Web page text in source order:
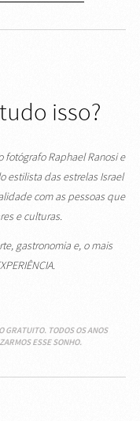
isso?
fotógrafo Raphael Ranosi e
estilista das estrelas Israel
com as pessoas que
e culturas.
gastronomia e, o mais
GRATUITO. TODOS OS ANOS
ESSE SONHO.